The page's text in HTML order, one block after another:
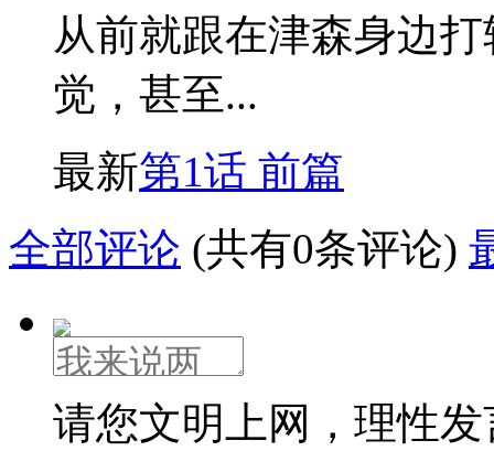
从前就跟在津森身边
觉，甚至...
最新第1话 前篇
全部评论 (共有0条评论)
请您文明上网，理性